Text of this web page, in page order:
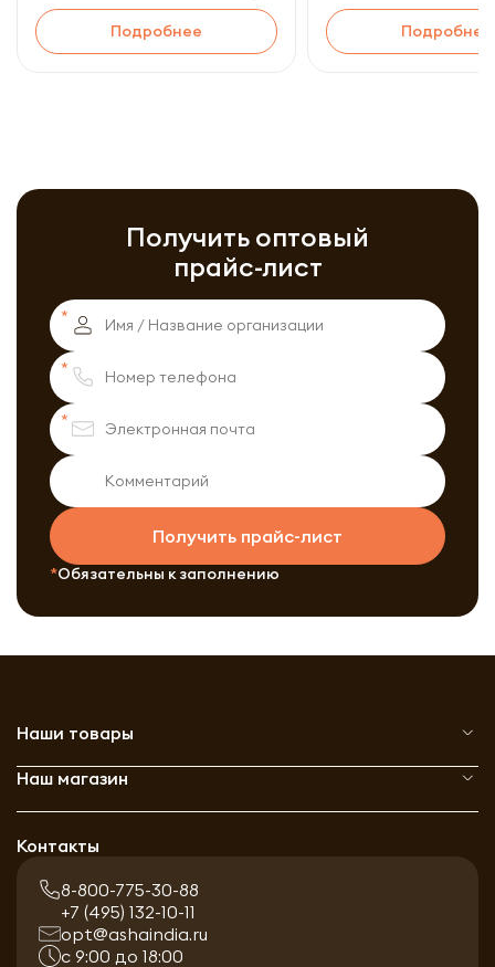
Подробнее Подробнее
Получить оптовый
прайс-лист
Получить прайс-лист
Обязательны к заполнению
Наши товары
Наш магазин
Контакты
8-800-775-30-88
+7 (495) 132-10-11
opt@ashaindia.ru
с 9:00 до 18:00